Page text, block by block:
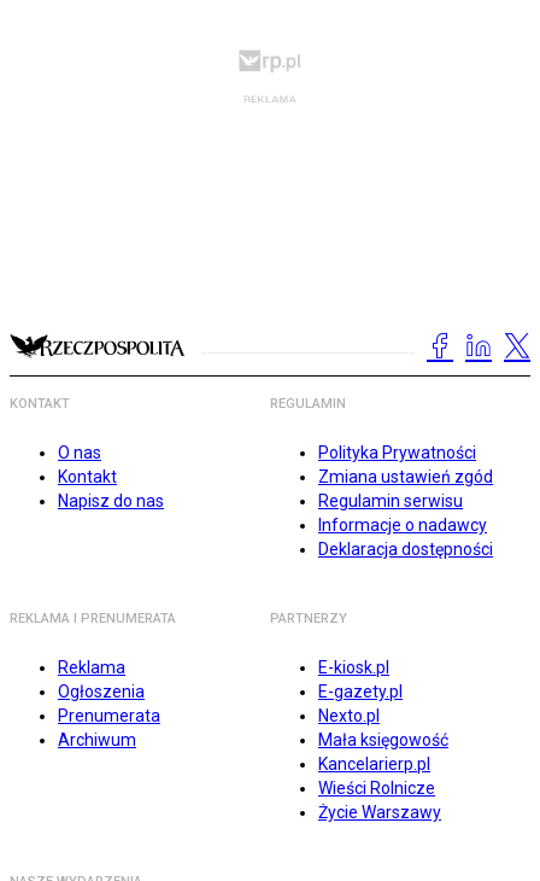
KONTAKT
O nas
Kontakt
Napisz do nas
REGULAMIN
Polityka Prywatności
Zmiana ustawień zgód
Regulamin serwisu
Informacje o nadawcy
Deklaracja dostępności
REKLAMA I PRENUMERATA
Reklama
Ogłoszenia
Prenumerata
Archiwum
PARTNERZY
E-kiosk.pl
E-gazety.pl
Nexto.pl
Mała księgowość
Kancelarierp.pl
Wieści Rolnicze
Życie Warszawy